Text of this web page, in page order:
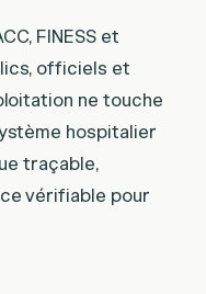
FINESS et
officiels et
ne touche
hospitalier
traçable,
vérifiable pour